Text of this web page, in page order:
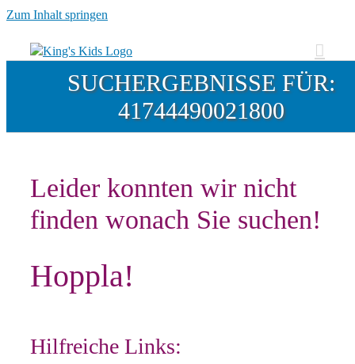
Zum Inhalt springen
SUCHERGEBNISSE FÜR:
41744490021800
Leider konnten wir nicht
finden wonach Sie suchen!
Hoppla!
Hilfreiche Links: